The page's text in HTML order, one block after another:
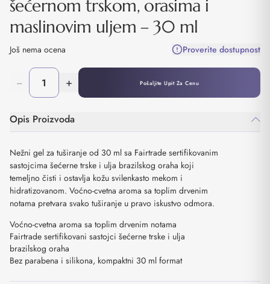
šećernom trskom, orasima i
maslinovim uljem – 30 ml
Još nema ocena Proverite dostupnost
− + Pošaljite Upit Za Cenu
Opis Proizvoda
Nežni gel za tuširanje od 30 ml sa Fairtrade sertifikovanim
sastojcima šećerne trske i ulja brazilskog oraha koji
temeljno čisti i ostavlja kožu svilenkasto mekom i
hidratizovanom. Voćno-cvetna aroma sa toplim drvenim
notama pretvara svako tuširanje u pravo iskustvo odmora.
Voćno-cvetna aroma sa toplim drvenim notama
Fairtrade sertifikovani sastojci šećerne trske i ulja
brazilskog oraha
Bez parabena i silikona, kompaktni 30 ml format